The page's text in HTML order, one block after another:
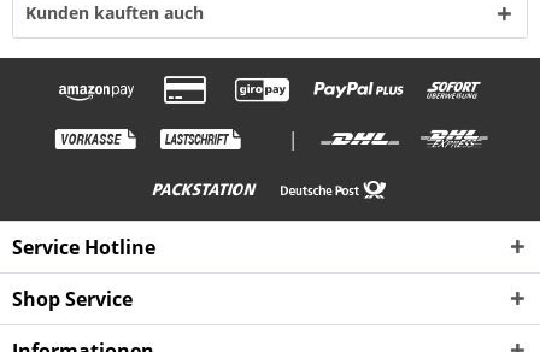
Kunden kauften auch
|
Service Hotline
Shop Service